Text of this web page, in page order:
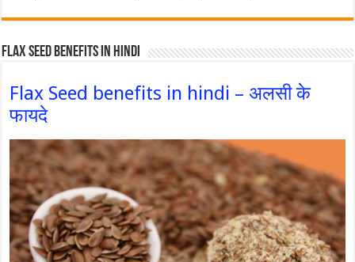
Flax Seed Benefits in hindi
Flax Seed benefits in hindi – अलसी के
फायदे